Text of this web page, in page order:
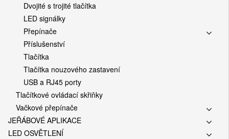
Dvojité s trojité tlačítka
LED signálky
Přepínače
Příslušenství
Tlačítka
Tlačítka nouzového zastavení
USB a RJ45 porty
Tlačítkové ovládací skřiňky
Vačkové přepínače
JEŘÁBOVÉ APLIKACE
LED OSVĚTLENÍ